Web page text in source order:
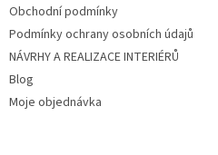
Obchodní podmínky
Podmínky ochrany osobních údajů
NÁVRHY A REALIZACE INTERIÉRŮ
Blog
Moje objednávka